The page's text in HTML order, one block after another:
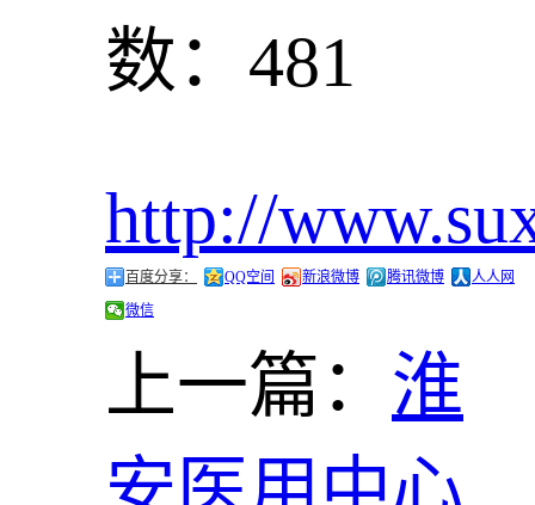
数：481
http://
百度分享： QQ空间 新浪微博 腾讯微博
人人网
微信
上一篇： 淮